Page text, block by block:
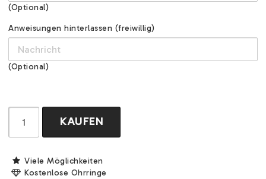
(Optional)
Anweisungen hinterlassen (freiwillig)
(Optional)
KAUFEN
Viele Möglichkeiten
Kostenlose Ohrringe